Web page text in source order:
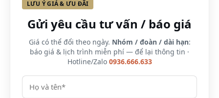
Ranh Nha
Trang 5 sao
Đông, Huyện
Cam Lâm, Nha
Trang
Ranh Resort
Nha Trang
D7a2,
TT4X6, Bắc bán
2.650.000đ/
LƯU Ý GIÁ & ƯU ĐÃI
Gửi yêu cầu tư vấn / báo giá
Giá có thể đổi theo ngày. Nhóm / đoàn / dài hạn:
báo giá & lịch trình miễn phí — để lại thông tin ·
Hotline/Zalo 0936.666.633